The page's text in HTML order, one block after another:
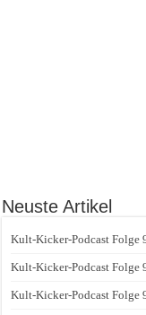
Neuste Artikel
Kult-Kicker-Podcast Folge
Kult-Kicker-Podcast Folge
Kult-Kicker-Podcast Folge